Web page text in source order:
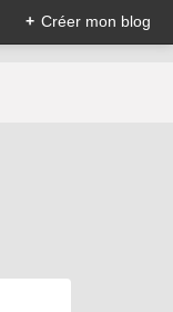
+ Créer mon blog